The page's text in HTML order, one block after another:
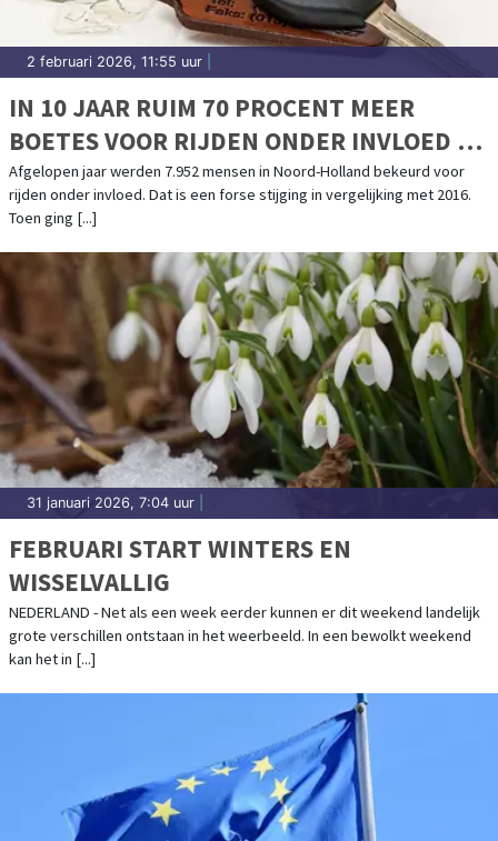
2 februari 2026, 11:55 uur
IN 10 JAAR RUIM 70 PROCENT MEER
BOETES VOOR RIJDEN ONDER INVLOED IN
NOORD-HOLLAND
Afgelopen jaar werden 7.952 mensen in Noord-Holland bekeurd voor
rijden onder invloed. Dat is een forse stijging in vergelijking met 2016.
Toen ging [...]
31 januari 2026, 7:04 uur
FEBRUARI START WINTERS EN
WISSELVALLIG
NEDERLAND - Net als een week eerder kunnen er dit weekend landelijk
grote verschillen ontstaan in het weerbeeld. In een bewolkt weekend
kan het in [...]